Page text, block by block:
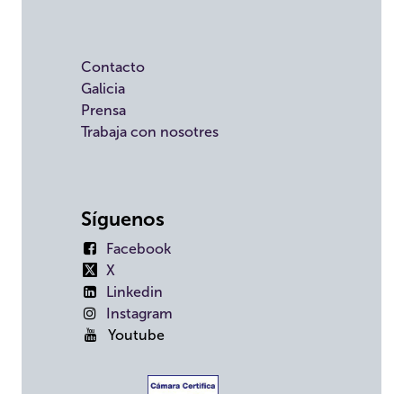
Contacto
Galicia
Prensa
Trabaja con nosotres
Síguenos
Facebook
X
Linkedin
Instagram
Youtube